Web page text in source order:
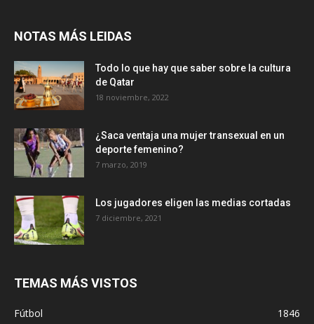
NOTAS MÁS LEIDAS
Todo lo que hay que saber sobre la cultura
de Qatar
18 noviembre, 2022
¿Saca ventaja una mujer transexual en un
deporte femenino?
7 marzo, 2019
Los jugadores eligen las medias cortadas
7 diciembre, 2021
TEMAS MÁS VISTOS
Fútbol 1846